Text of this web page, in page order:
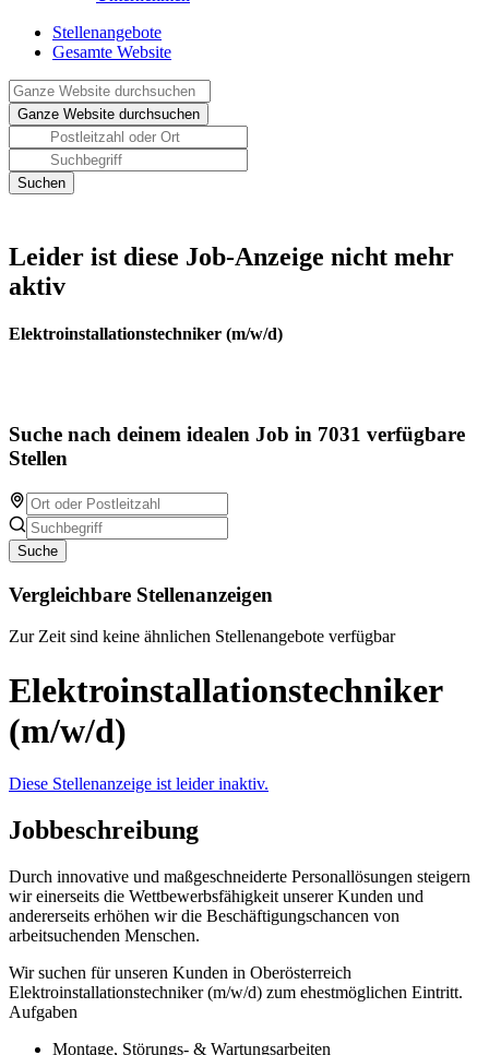
Stellenangebote
Gesamte Website
Leider ist diese Job-Anzeige nicht mehr
aktiv
Elektroinstallationstechniker (m/w/d)
Suche nach deinem idealen Job in 7031 verfügbare
Stellen
Suche
Vergleichbare Stellenanzeigen
Zur Zeit sind keine ähnlichen Stellenangebote verfügbar
Elektroinstallationstechniker
(m/w/d)
Diese Stellenanzeige ist leider inaktiv.
Jobbeschreibung
Durch innovative und maßgeschneiderte Personallösungen steigern
wir einerseits die Wettbewerbsfähigkeit unserer Kunden und
andererseits erhöhen wir die Beschäftigungschancen von
arbeitsuchenden Menschen.
Wir suchen für unseren Kunden in Oberösterreich
Elektroinstallationstechniker (m/w/d) zum ehestmöglichen Eintritt.
Aufgaben
Montage, Störungs- & Wartungsarbeiten